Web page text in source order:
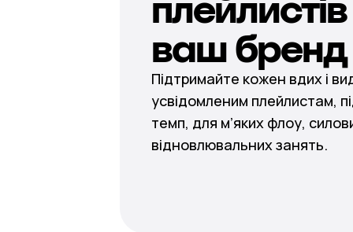
ваш бренд
Підтримайте кожен вдих і
усвідомленим плейлистам,
темп, для м’яких флоу,
відновлювальних занять.